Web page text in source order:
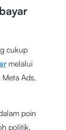
cukup
melalui
Ads,
poin
politik,